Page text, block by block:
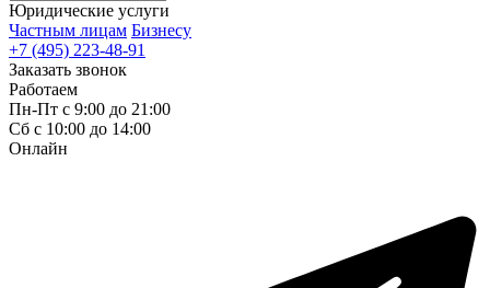
Юридические услуги
Частным лицам Бизнесу
+7 (495) 223-48-91
Заказать звонок
Работаем
Пн-Пт с 9:00 до 21:00
Сб с 10:00 до 14:00
Онлайн